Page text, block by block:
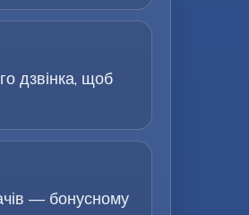
дзвінка, щоб
— бонусному